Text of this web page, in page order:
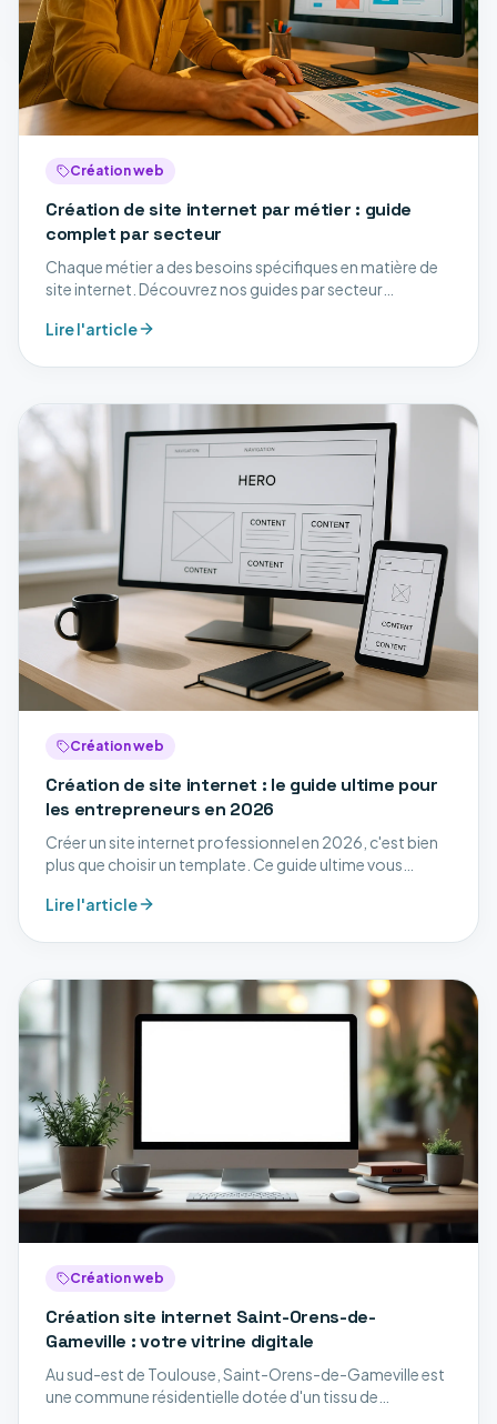
Création web
Création de site internet par métier : guide
complet par secteur
Chaque métier a des besoins spécifiques en matière de
site internet. Découvrez nos guides par secteur
Lire l'article
Création web
Création de site internet : le guide ultime pour
les entrepreneurs en 2026
Créer un site internet professionnel en 2026, c'est bien
plus que choisir un template. Ce guide ultime vous
développement, SEO et mise en ligne.
Lire l'article
Création web
Création site internet Saint-Orens-de-
Gameville : votre vitrine digitale
Au sud-est de Toulouse, Saint-Orens-de-Gameville est
une commune résidentielle dotée d'un tissu de